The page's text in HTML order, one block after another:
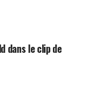
dans le clip de